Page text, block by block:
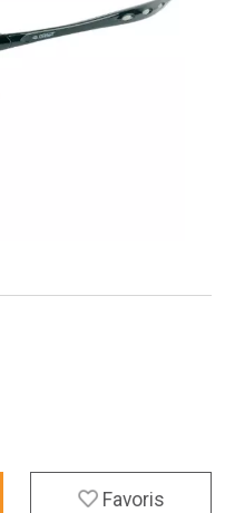
Favoris